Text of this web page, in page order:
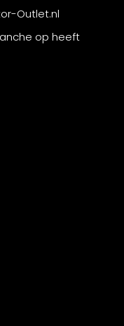
Outlet.nl
op heeft